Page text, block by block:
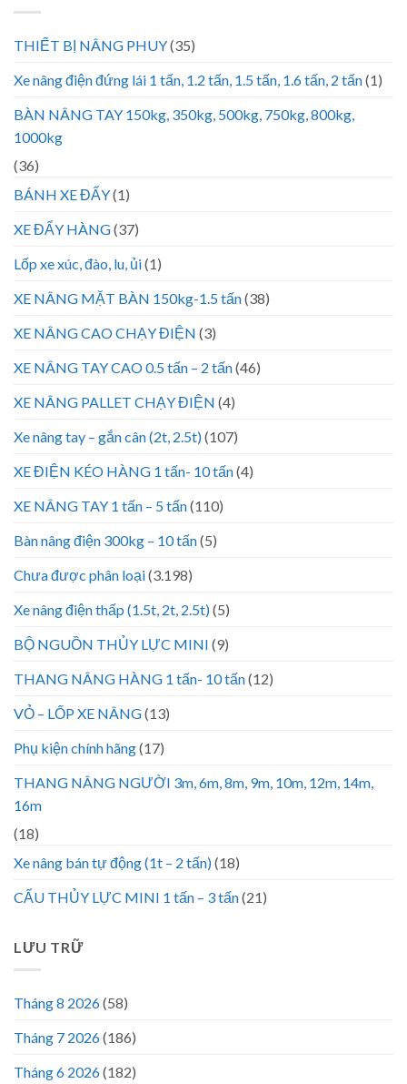
THIẾT BỊ NÂNG PHUY(35)
Xe nâng điện đứng lái 1 tấn, 1.2 tấn, 1.5 tấn, 1.6 tấn, 2 tấn(1)
BÀN NÂNG TAY 150kg, 350kg, 500kg, 750kg, 800kg,
1000kg
(36)
BÁNH XE ĐẨY(1)
XE ĐẨY HÀNG(37)
Lốp xe xúc, đào, lu, ủi(1)
XE NÂNG MẶT BÀN 150kg-1.5 tấn(38)
XE NÂNG CAO CHẠY ĐIỆN (3)
XE NÂNG TAY CAO 0.5 tấn – 2 tấn(46)
XE NÂNG PALLET CHẠY ĐIỆN (4)
Xe nâng tay – gắn cân (2t, 2.5t)(107)
XE ĐIỆN KÉO HÀNG 1 tấn- 10 tấn(4)
XE NÂNG TAY 1 tấn – 5 tấn(110)
Bàn nâng điện 300kg – 10 tấn(5)
Chưa được phân loại(3.198)
Xe nâng điện thấp (1.5t, 2t, 2.5t)(5)
BỘ NGUỒN THỦY LỰC MINI (9)
THANG NÂNG HÀNG 1 tấn- 10 tấn(12)
VỎ – LỐP XE NÂNG(13)
Phụ kiện chính hãng(17)
THANG NÂNG NGƯỜI 3m, 6m, 8m, 9m, 10m, 12m, 14m,
16m
(18)
Xe nâng bán tự động (1t – 2 tấn)(18)
CẨU THỦY LỰC MINI 1 tấn – 3 tấn(21)
LƯU TRỮ
Tháng 8 2026(58)
Tháng 7 2026(186)
Tháng 6 2026(182)